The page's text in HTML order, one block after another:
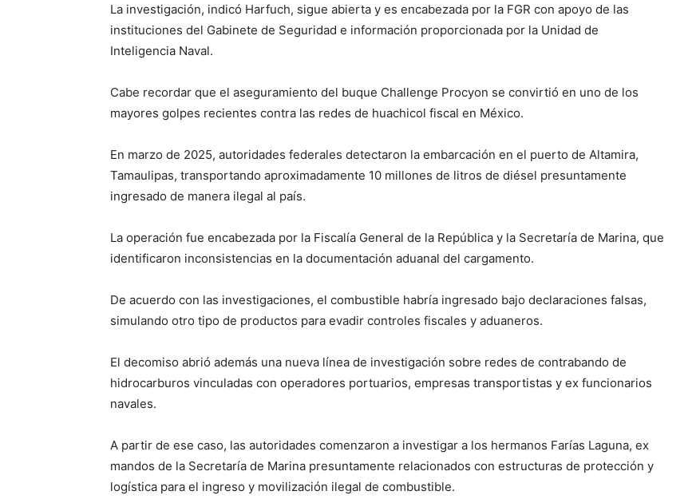
La investigación, indicó Harfuch, sigue abierta y es encabezada por la FGR con apoyo de las
instituciones del Gabinete de Seguridad e información proporcionada por la Unidad de
Inteligencia Naval.
Cabe recordar que el aseguramiento del buque Challenge Procyon se convirtió en uno de los
mayores golpes recientes contra las redes de huachicol fiscal en México.
En marzo de 2025, autoridades federales detectaron la embarcación en el puerto de Altamira,
Tamaulipas, transportando aproximadamente 10 millones de litros de diésel presuntamente
ingresado de manera ilegal al país.
La operación fue encabezada por la Fiscalía General de la República y la Secretaría de Marina, que
identificaron inconsistencias en la documentación aduanal del cargamento.
De acuerdo con las investigaciones, el combustible habría ingresado bajo declaraciones falsas,
simulando otro tipo de productos para evadir controles fiscales y aduaneros.
El decomiso abrió además una nueva línea de investigación sobre redes de contrabando de
hidrocarburos vinculadas con operadores portuarios, empresas transportistas y ex funcionarios
navales.
A partir de ese caso, las autoridades comenzaron a investigar a los hermanos Farías Laguna, ex
mandos de la Secretaría de Marina presuntamente relacionados con estructuras de protección y
logística para el ingreso y movilización ilegal de combustible.